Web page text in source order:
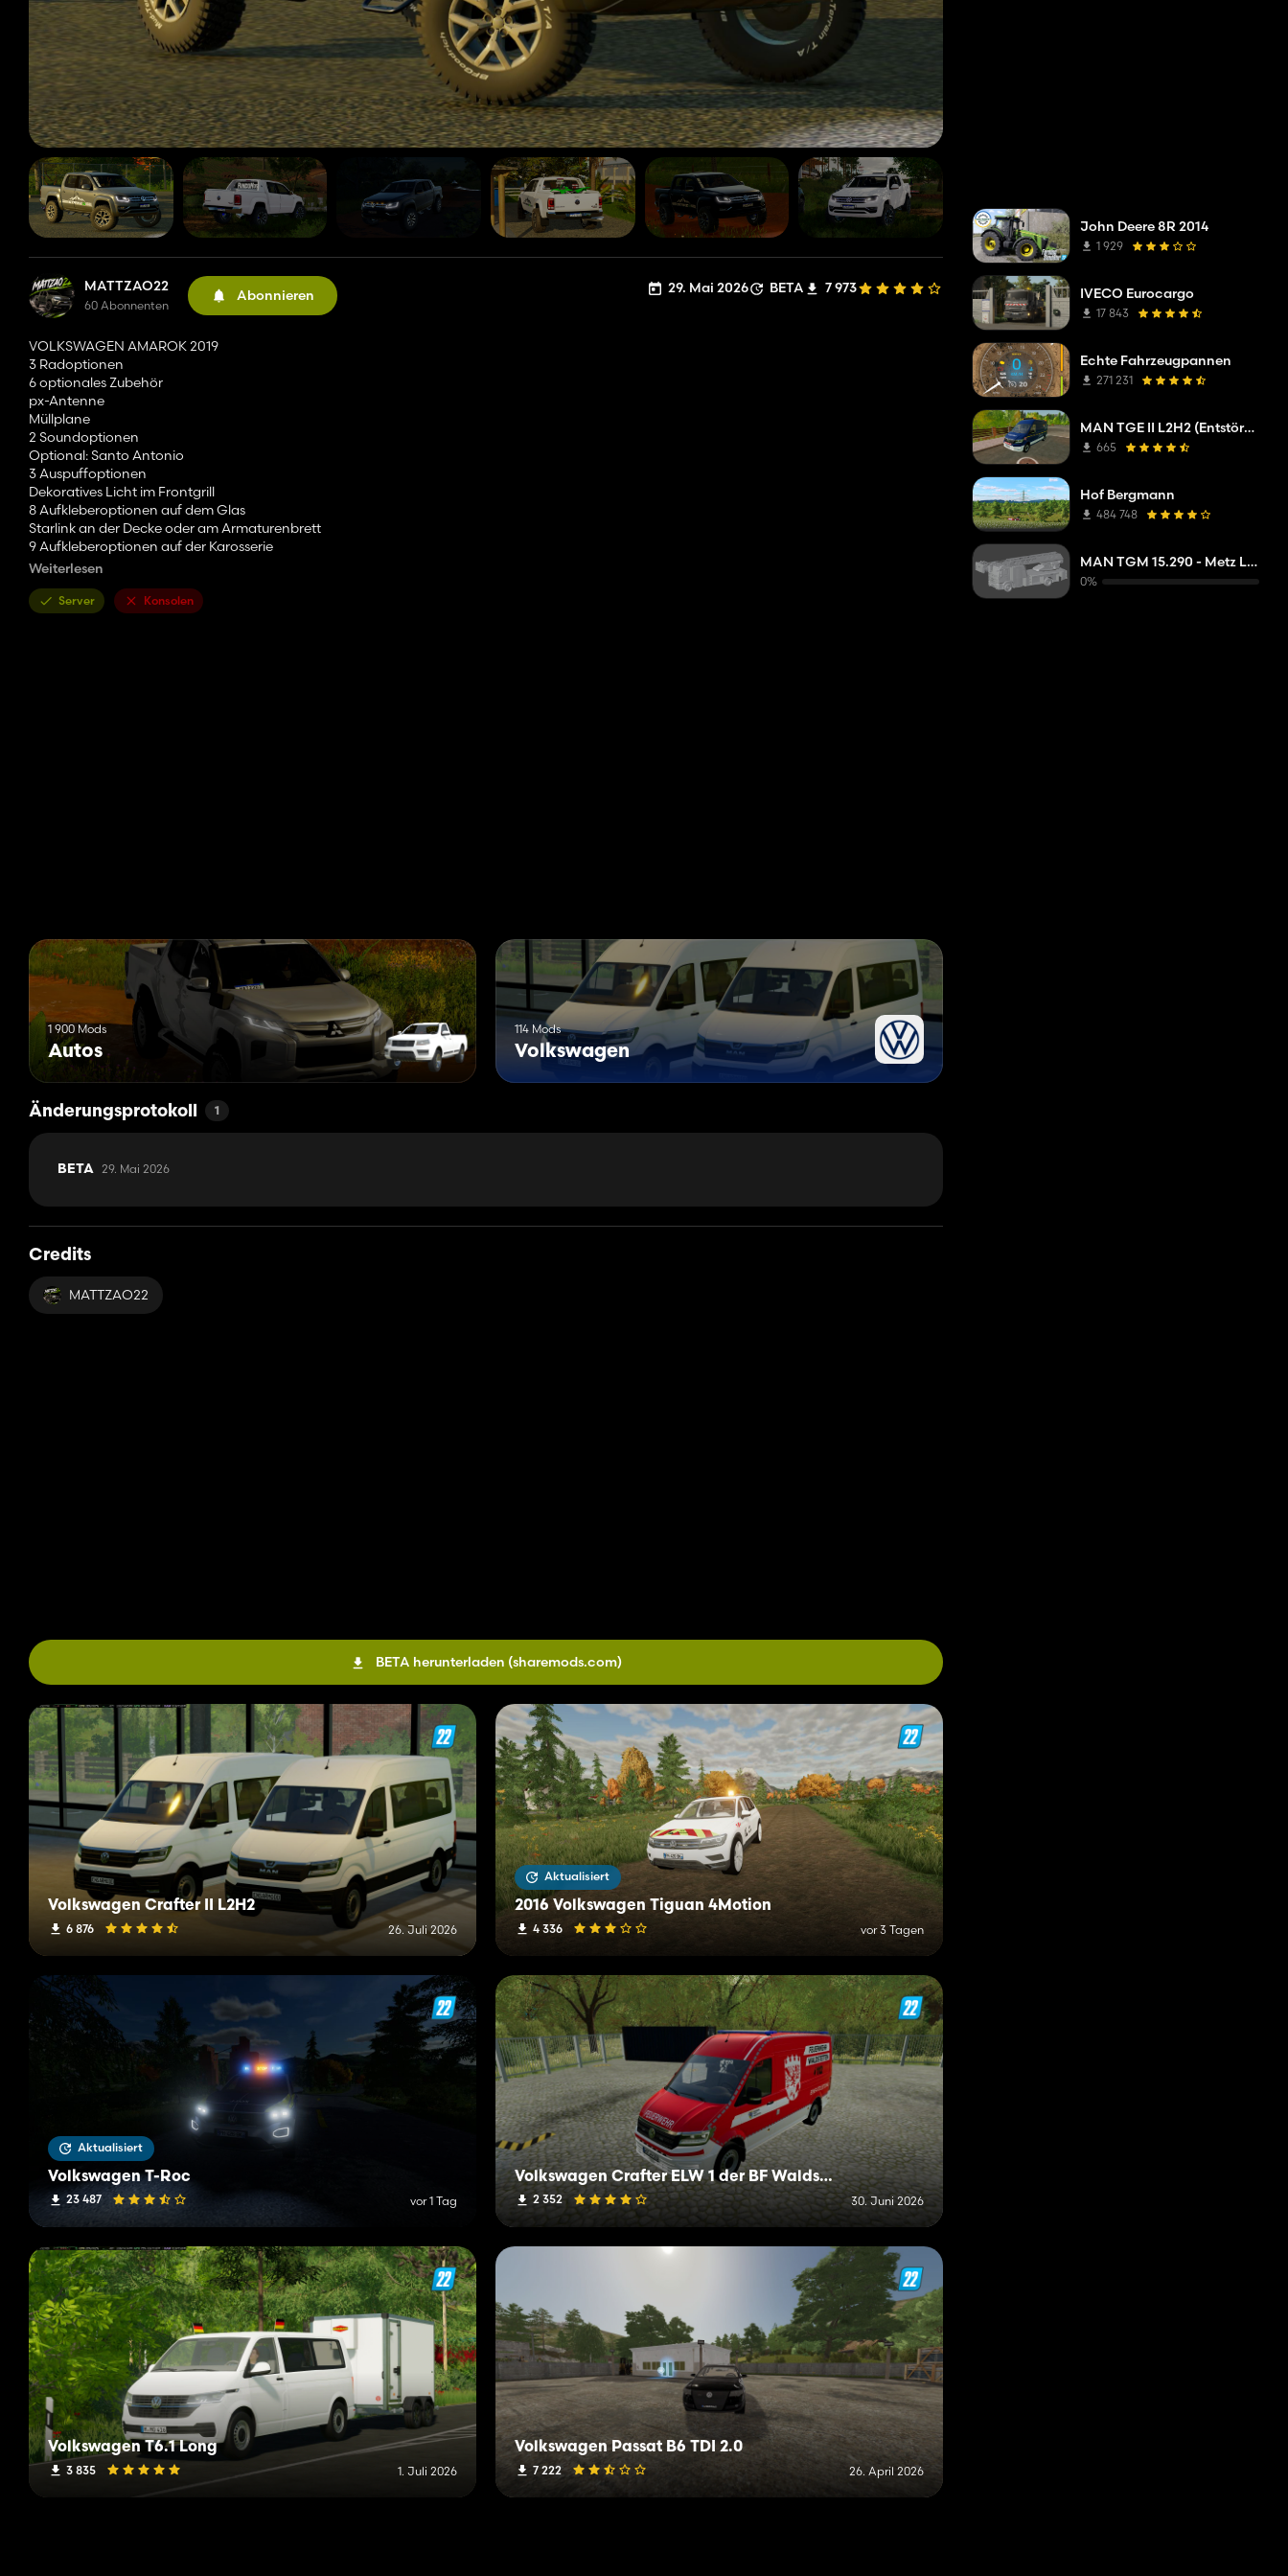
MATTZAO22
60 Abonnenten
Abonnieren 29. Mai 2026 BETA 7 973
VOLKSWAGEN AMAROK 2019
3 Radoptionen
6 optionales Zubehör
px-Antenne
Müllplane
2 Soundoptionen
Optional: Santo Antonio
3 Auspuffoptionen
Dekoratives Licht im Frontgrill
8 Aufkleberoptionen auf dem Glas
Starlink an der Decke oder am Armaturenbrett
9 Aufkleberoptionen auf der Karosserie
3 Trittbrettoptionen
Weiterlesen
Server Konsolen
1 900 Mods
Autos
114 Mods
Volkswagen
Änderungsprotokoll 1
BETA 29. Mai 2026
Credits
MATTZAO22
BETA herunterladen (sharemods.com)
Volkswagen Crafter II L2H2
6 876 26. Juli 2026
Aktualisiert
2016 Volkswagen Tiguan 4Motion
4 336 vor 3 Tagen
Aktualisiert
Volkswagen T-Roc
23 487 vor 1 Tag
Volkswagen Crafter ELW 1 der BF Waldstetten
2 352 30. Juni 2026
Volkswagen T6.1 Long
3 835 1. Juli 2026
Volkswagen Passat B6 TDI 2.0
7 222 26. April 2026
John Deere 8R 2014
1 929
IVECO Eurocargo
17 843
Echte Fahrzeugpannen
271 231
MAN TGE II L2H2 (Entstörungsdienst der Netzgesellsc)
665
Hof Bergmann
484 748
MAN TGM 15.290 - Metz L32A XS - DLAK
0%